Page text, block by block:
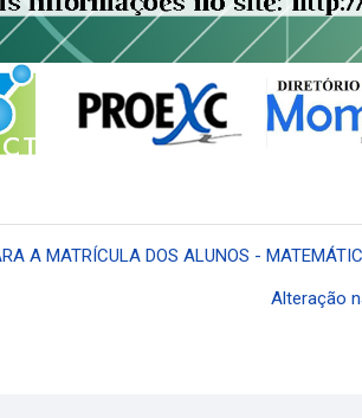
A MATRÍCULA DOS ALUNOS -
Alteração